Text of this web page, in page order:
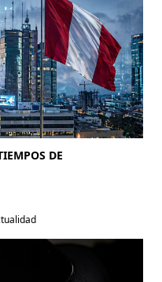
El Niño: el actual
preparado 🔻 Desde
a las alertas
para la
El Niño sin la
DE